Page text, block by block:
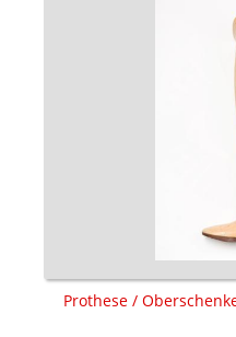
Prothese /